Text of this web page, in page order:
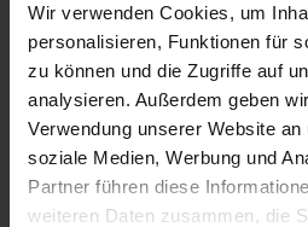
Wir verwenden Cookies, um
personalisieren, Funktionen für
zu können und die Zugriffe auf
analysieren. Außerdem geben
Verwendung unserer Website
soziale Medien, Werbung und
Partner führen diese
weiteren Daten zusammen, die
Mehr
Ähnliche Videos